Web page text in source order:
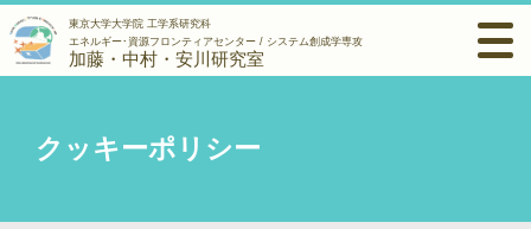
東京大学大学院 工学系研究科
エネルギー･資源フロンティアセンター / システム創成学専攻
加藤・中村・安川研究室
クッキーポリシー